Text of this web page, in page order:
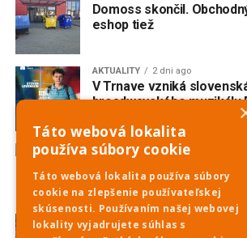
Domoss skončil.
eshop tiež
AKTUALITY 2 dni ago
V Trnave vzniká
broadwayského muzikálu
AKTUALITY 2 dni ago
Nehoda na Havrane: S
protismeru a zrazil sa s
motocyklom
NOVINKY 2 dni ago
Obedové menu Pivovaru
Táto webová lokalita
používa súbory cookie
Táto webová lokalita používa súbory
cookie na zlepšenie používateľskej
skúsenosti. Používaním našej webovej
lokality vyjadrujete súhlas s